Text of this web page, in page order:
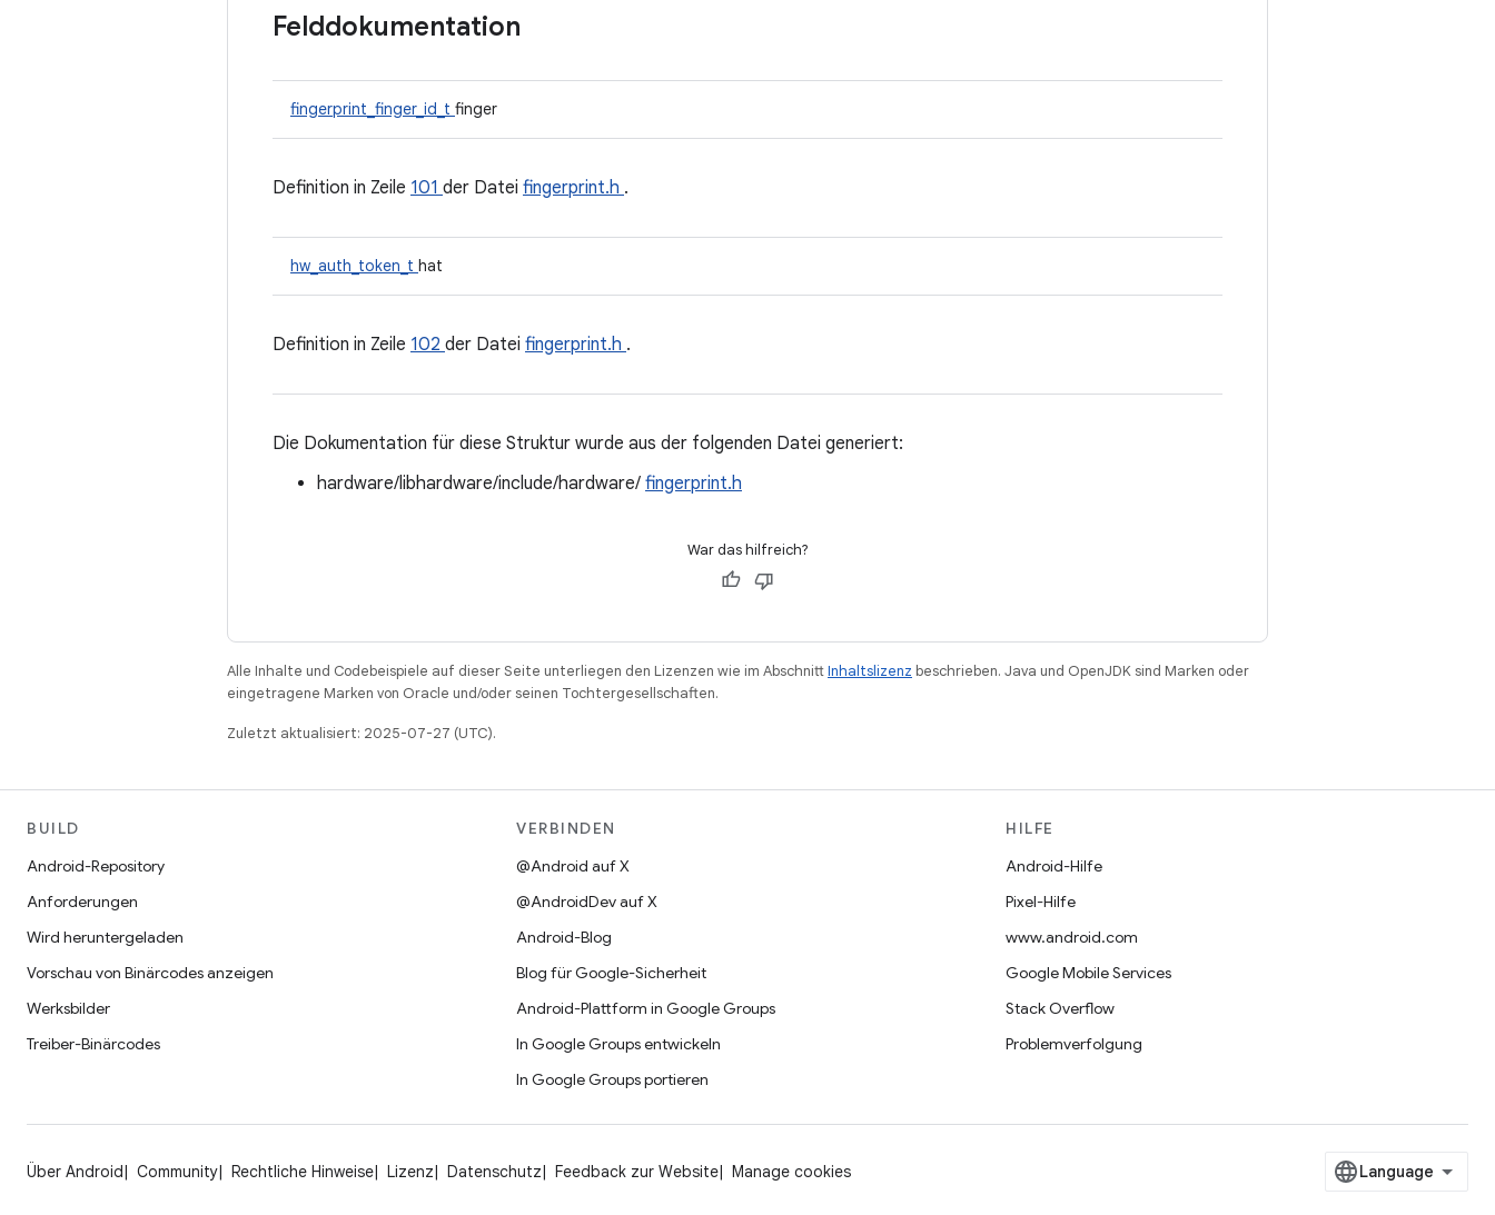
Felddokumentation
fingerprint_finger_id_t finger
Definition in Zeile 101 der Datei fingerprint.h .
hw_auth_token_t hat
Definition in Zeile 102 der Datei fingerprint.h .
Die Dokumentation für diese Struktur wurde aus der folgenden Datei generiert:
hardware/libhardware/include/hardware/ fingerprint.h
War das hilfreich?
Alle Inhalte und Codebeispiele auf dieser Seite unterliegen den Lizenzen wie im AbschnittInhaltslizenz beschrieben. Java und OpenJDK sind Marken oder
eingetragene Marken von Oracle und/oder seinen Tochtergesellschaften.
Zuletzt aktualisiert: 2025-07-27 (UTC).
BUILD
Android-Repository
Anforderungen
Wird heruntergeladen
Vorschau von Binärcodes anzeigen
Werksbilder
Treiber-Binärcodes
VERBINDEN
@Android auf X
@AndroidDev auf X
Android-Blog
Blog für Google-Sicherheit
Android-Plattform in Google Groups
In Google Groups entwickeln
In Google Groups portieren
HILFE
Android-Hilfe
Pixel-Hilfe
www.android.com
Google Mobile Services
Stack Overflow
Problemverfolgung
Über Android Community Rechtliche Hinweise Lizenz Datenschutz Feedback zur Website Manage cookies